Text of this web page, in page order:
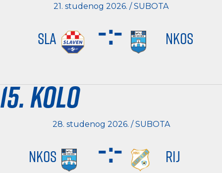
21. studenog 2026. / SUBOTA
SLA -:- NKOS
15. kolo
28. studenog 2026. / SUBOTA
NKOS -:- RIJ